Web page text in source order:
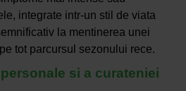
integrate intr-un stil de viata
la mentinerea unei
tot parcursul sezonului rece.
si a curateniei